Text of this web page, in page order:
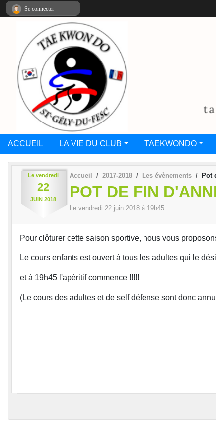
ACCUEIL LA VIE DU CLUB TAEKWONDO
Le vendredi
22
JUIN 2018
Accueil 2017-2018 Les évènements Pot
POT DE FIN
Le vendredi 22 juin 2018 à 19h45
Pour clôturer cette saison sportive, nous vous
Le cours enfants est ouvert à tous les adultes qui le
et à 19h45 l'apéritif commence !!!!!
(Le cours des adultes et de self défense sont donc
Se connecter
Panneau de gestion des cookies